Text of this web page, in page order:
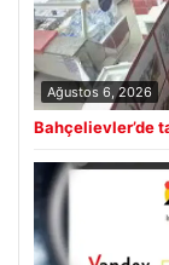
Ağustos 6, 2026
Bahçelievler’de